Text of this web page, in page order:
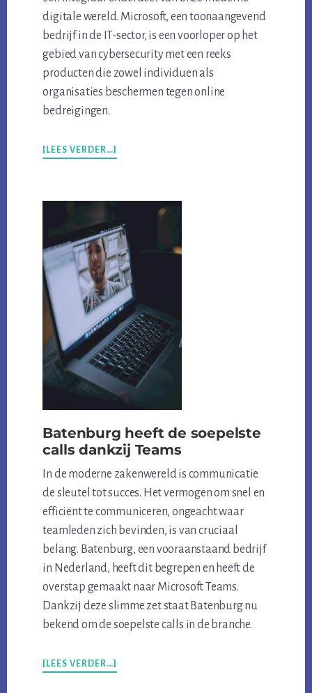
digitale wereld. Microsoft, een toonaangevend
bedrijf in de IT-sector, is een voorloper op het
gebied van cybersecurity met een reeks
producten die zowel individuen als
organisaties beschermen tegen online
bedreigingen.
[LEES VERDER…]
IS
Batenburg heeft de soepelste
calls dankzij Teams
In de moderne zakenwereld is communicatie
de sleutel tot succes. Het vermogen om snel en
efficiënt te communiceren, ongeacht waar
teamleden zich bevinden, is van cruciaal
belang. Batenburg, een vooraanstaand bedrijf
in Nederland, heeft dit begrepen en heeft de
overstap gemaakt naar Microsoft Teams.
Dankzij deze slimme zet staat Batenburg nu
bekend om de soepelste calls in de branche.
[LEES VERDER…]
HEEFT